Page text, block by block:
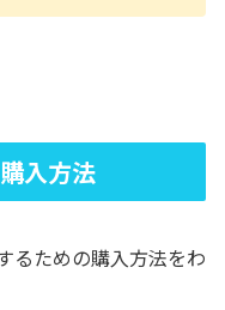
入方法
るための購入方法をわ